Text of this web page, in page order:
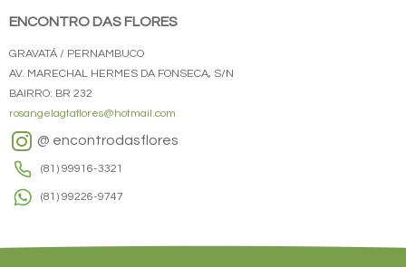
ENCONTRO DAS FLORES
GRAVATÁ / PERNAMBUCO
AV. MARECHAL HERMES DA FONSECA, S/N
BAIRRO: BR 232
rosangelagtaflores@hotmail.com
@ encontrodasflores
(81) 99916-3321
(81) 99226-9747